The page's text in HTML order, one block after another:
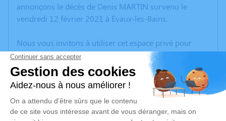
annonçons le décès de Denis MARTIN survenu le
vendredi 12 février 2021 à Évaux-les-Bains.
Nous vous invitons à utiliser cet espace privé pour
laisser vos condoléances, partager des photos
souvenirs, une anecdote ou exprimer vos pensées à
travers des poèmes ou des textes. Cet endroit est un
lieu d'expression dédié à honorer la mémoire de Denis
MARTIN.